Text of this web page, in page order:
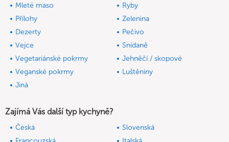
Mleté maso
Ryby
Přílohy
Zelenina
Dezerty
Pečivo
Vejce
Snídaně
Vegetariánské pokrmy
Jehněčí / skopové
Veganské pokrmy
Luštěniny
Jiná
Zajímá Vás další typ kychyně?
Česká
Slovenská